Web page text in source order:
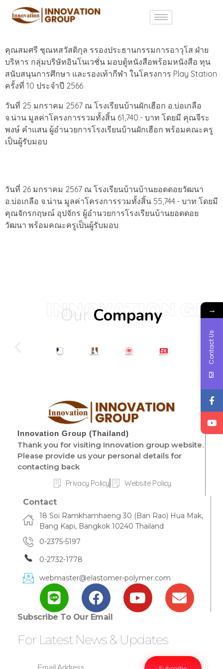
คุณสมศรี ชุณหสวัสดิกุล รรองประธานกรรมการอาวุโส ฝ่าย
บริหาร กลุ่มบริษัทอินโนเวชั่น มอบตู้หนังสือพร้อมหนังสือ ทุน
สนับสนุนการศึกษา และรองเท้ากีฬา ในโครงการ Play Station
ครั้งที่ 10 ประจำปี 2566
วันที่ 25 มกราคม 2567 ณ โรงเรียนบ้านผักเฮือก อ.บ่อเกลือ
จ.น่าน มูลค่าโครงการรวมทั้งสิ้น 61,740.- บาท โดยมี คุณจีระ
พงษ์ คำแสน ผู้อำนวยการโรงเรียนบ้านผักเฮือก พร้อมคณะครู
เป็นผู้รับมอบ
วันที่ 26 มกราคม 2567 ณ โรงเรียนบ้านบ้านยอดดอยวัฒนา
อ.บ่อเกลือ จ.น่าน มูลค่าโครงการรวมทั้งสิ้น 55,744.- บาท โดยมี
คุณจักรกฤษณ์ อุปจักร ผู้อำนวยการโรงเรียนบ้านยอดดอย
วัฒนา พร้อมคณะครูเป็นผู้รับมอบ
INNOVATION
Our Company
Innovation Group (Thailand)
Thank you for visiting Innovation group website.
Please provide us your personal details for
contacting back
Privacy Policy
Website Policy
Contact
18 Soi Ramkhamhaeng 30 (Ban Rao) Hua Mak,
Bang Kapi, Bangkok 10240 Thailand
0-2375-5197
0-2732-1778
webmaster@elastomer-polymer.com
Subscribe To Our Email
For Latest News & Updates
→
Contact Us